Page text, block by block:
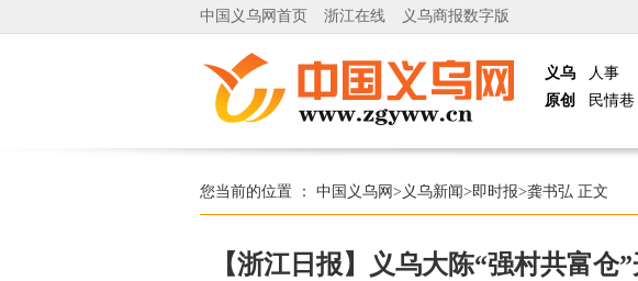
中国义乌网首页 浙江在线 义乌商报数字版
义乌
原创
人事
民情巷
您当前的位置 ： 中国义乌网 > 义乌新闻>即时报>龚书弘 正文
【浙江日报】义乌大陈“强村共富仓